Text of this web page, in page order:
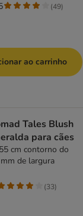
(49)
ao carrinho
Tales Blush
para cães
cm contorno do
de largura
(33)